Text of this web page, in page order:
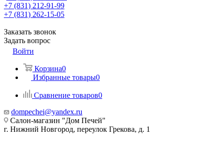
+7 (831) 212-91-99
+7 (831) 262-15-05
Заказать звонок
Задать вопрос
Войти
Корзина0
Избранные товары0
Сравнение товаров0
dompechei@yandex.ru
Салон-магазин "Дом Печей"
г. Нижний Новгород, переулок Грекова, д. 1